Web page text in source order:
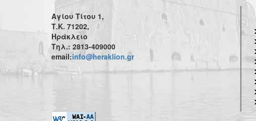
Αγίου Τίτου 1,
Τ.Κ. 71202,
Ηράκλειο
Τηλ.: 2813-409000
email:info@heraklion.gr